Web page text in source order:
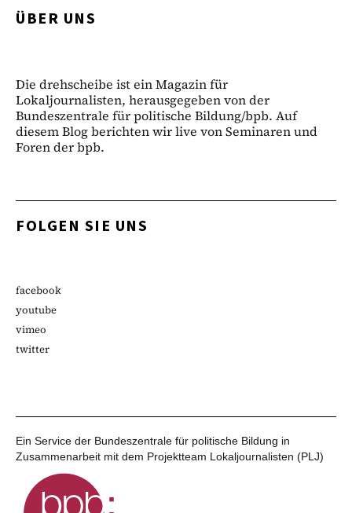
ÜBER UNS
Die drehscheibe ist ein Magazin für
Lokaljournalisten, herausgegeben von der
Bundeszentrale für politische Bildung/bpb. Auf
diesem Blog berichten wir live von Seminaren und
Foren der bpb.
FOLGEN SIE UNS
facebook
youtube
vimeo
twitter
Ein Service der Bundeszentrale für politische Bildung in
Zusammenarbeit mit dem Projektteam Lokaljournalisten (PLJ)